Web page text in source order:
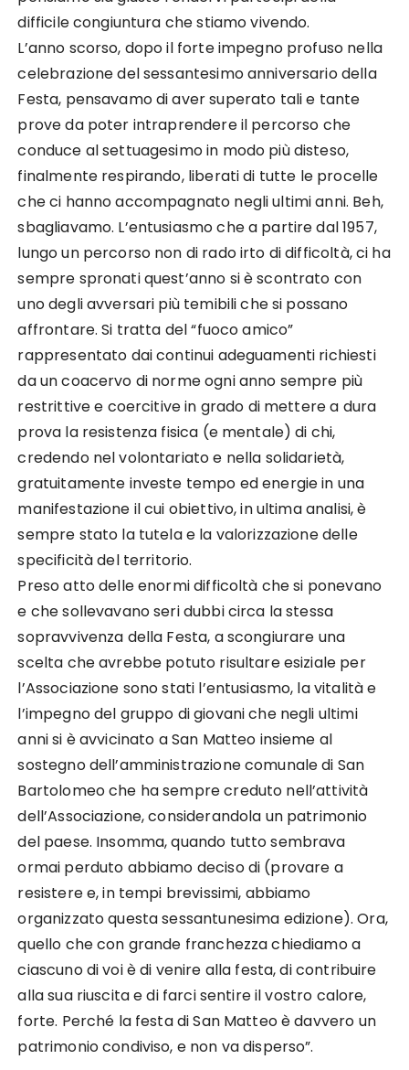
difficile congiuntura che stiamo vivendo.
L’anno scorso, dopo il forte impegno profuso nella
celebrazione del sessantesimo anniversario della
Festa, pensavamo di aver superato tali e tante
prove da poter intraprendere il percorso che
conduce al settuagesimo in modo più disteso,
finalmente respirando, liberati di tutte le procelle
che ci hanno accompagnato negli ultimi anni. Beh,
sbagliavamo. L’entusiasmo che a partire dal 1957,
lungo un percorso non di rado irto di difficoltà, ci ha
sempre spronati quest’anno si è scontrato con
uno degli avversari più temibili che si possano
affrontare. Si tratta del “fuoco amico”
rappresentato dai continui adeguamenti richiesti
da un coacervo di norme ogni anno sempre più
restrittive e coercitive in grado di mettere a dura
prova la resistenza fisica (e mentale) di chi,
credendo nel volontariato e nella solidarietà,
gratuitamente investe tempo ed energie in una
manifestazione il cui obiettivo, in ultima analisi, è
sempre stato la tutela e la valorizzazione delle
specificità del territorio.
Preso atto delle enormi difficoltà che si ponevano
e che sollevavano seri dubbi circa la stessa
sopravvivenza della Festa, a scongiurare una
scelta che avrebbe potuto risultare esiziale per
l’Associazione sono stati l’entusiasmo, la vitalità e
l’impegno del gruppo di giovani che negli ultimi
anni si è avvicinato a San Matteo insieme al
sostegno dell’amministrazione comunale di San
Bartolomeo che ha sempre creduto nell’attività
dell’Associazione, considerandola un patrimonio
del paese. Insomma, quando tutto sembrava
ormai perduto abbiamo deciso di (provare a
resistere e, in tempi brevissimi, abbiamo
organizzato questa sessantunesima edizione). Ora,
quello che con grande franchezza chiediamo a
ciascuno di voi è di venire alla festa, di contribuire
alla sua riuscita e di farci sentire il vostro calore,
forte. Perché la festa di San Matteo è davvero un
patrimonio condiviso, e non va disperso”.